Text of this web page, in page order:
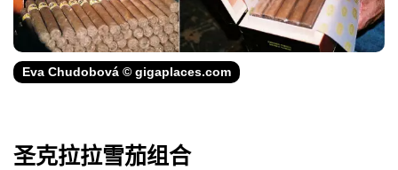
Eva Chudobová © gigaplaces.com
圣克拉拉雪茄组合